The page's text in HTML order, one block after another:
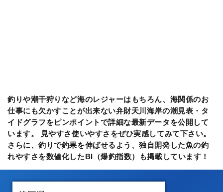
釣りや潮干狩りなど海のレジャーはもちろん、海関係のお
仕事にも欠かすことが出来ない弁財天川海岸の潮見表・タ
イドグラフをピンポイントで詳細な最新データを公開して
います。 見やすさ使いやすさをぜひ実感してみて下さい。
さらに、釣りで釣果を伸ばせるよう、独自開発した魚の釣
れやすさを数値化したBI（爆釣指数）も掲載しています！